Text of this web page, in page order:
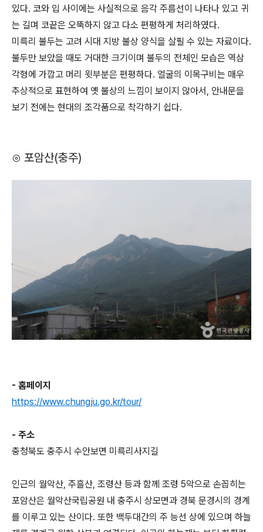
있다. 코와 입 사이에는 사실적으로 음각 주름선이 나타나 있고 귀
는 길며 코끝은 오뚝하지 않고 다소 편평하게 처리하였다.
미륵리 불두는 고려 시대 지방 불상 양식을 살필 수 있는 자료이다.
불두만 보았을 때도 거대한 크기이며 불두의 전체인 모습은 역삼
각형에 가깝고 머리 윗부분은 편평하다. 얼굴의 이목구비는 매우
추상적으로 표현하여 옛 불상의 느낌이 보이지 않아서, 안내문을
보기 전에는 현대의 조각품으로 착각하기 쉽다.
⊙ 포암산(충주)
- 홈페이지
https://www.chungju.go.kr/tour/
- 주소
충청북도 충주시 수안보면 미륵리사지길
인근의 월악산, 주흘산, 조령산 등과 함께 조령 5악으로 손꼽히는
포암산은 월악산국립공원 내 충주시 상모면과 경북 문경시의 경계
를 이루고 있는 산이다. 또한 백두대간의 주 능선 상에 있으며 하늘